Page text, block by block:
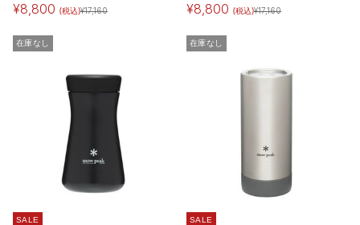
¥8,800 (税込)¥17,160 ¥8,800 (税込)¥17,160
在庫なし
SALE
在庫なし
SALE